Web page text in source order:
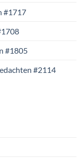
#1717
#1805
#2114